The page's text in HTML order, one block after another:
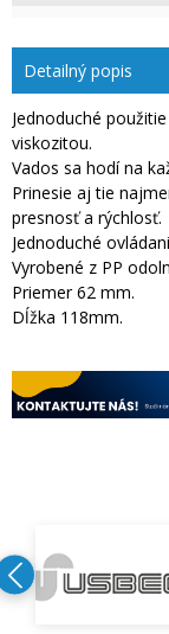
Detailný popis
Jednoduché
viskozitou.
Vados sa hodí na
Prinesie aj tie
presnosť a rýchlosť.
Jednoduché
Vyrobené z PP
Priemer 62 mm.
Dĺžka 118mm.